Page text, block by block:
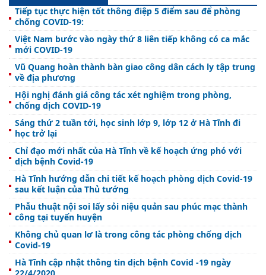
Tiếp tục thực hiện tốt thông điệp 5 điểm sau để phòng
chống COVID-19:
Việt Nam bước vào ngày thứ 8 liên tiếp không có ca mắc
mới COVID-19
Vũ Quang hoàn thành bàn giao công dân cách ly tập trung
về địa phương
Hội nghị đánh giá công tác xét nghiệm trong phòng,
chống dịch COVID-19
Sáng thứ 2 tuần tới, học sinh lớp 9, lớp 12 ở Hà Tĩnh đi
học trở lại
Chỉ đạo mới nhất của Hà Tĩnh về kế hoạch ứng phó với
dịch bệnh Covid-19
Hà Tĩnh hướng dẫn chi tiết kế hoạch phòng dịch Covid-19
sau kết luận của Thủ tướng
Phẫu thuật nội soi lấy sỏi niệu quản sau phúc mạc thành
công tại tuyến huyện
Không chủ quan lơ là trong công tác phòng chống dịch
Covid-19
Hà Tĩnh cập nhật thông tin dịch bệnh Covid -19 ngày